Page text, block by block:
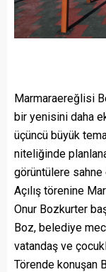
Marmaraereğlisi
bir yenisini daha
üçüncü büyük
niteliğinde
görüntülere sahne
Açılış törenine
Onur Bozkurter
Boz, belediye
vatandaş ve
Törende konuşan